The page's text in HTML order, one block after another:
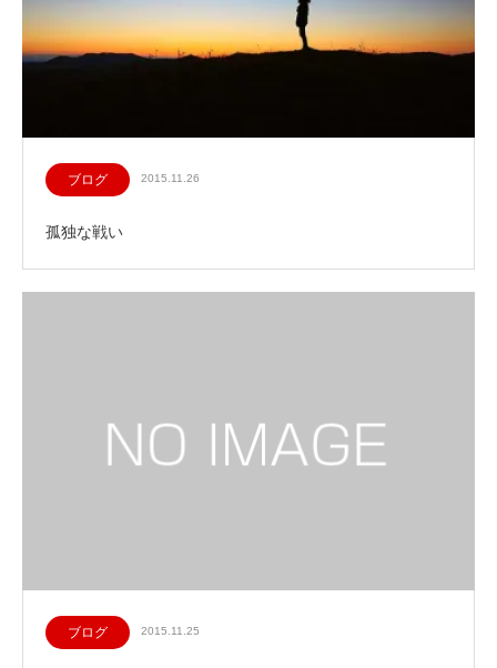
ブログ 2015.11.26
孤独な戦い
ブログ 2015.11.25